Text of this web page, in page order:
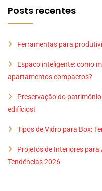
Posts recentes
Ferramentas para
Espaço inteligente: como
apartamentos compactos?
Preservação do
edifícios!
Tipos de Vidro para Box:
Projetos de Interiores
Tendências 2026